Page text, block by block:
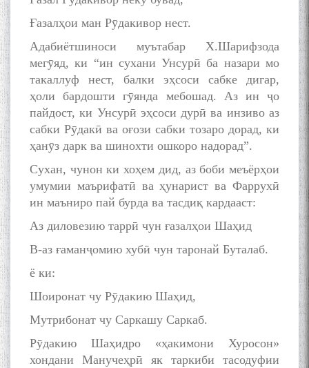
Ғазалҳои ман Рӯдакивор нест.
Адабиётшиноси муътабар Х.Шарифзода
мегӯяд, ки “ин сухани Унсурӣ ба назари мо
такаллуф нест, балки эҳсоси сабке дигар,
ҳоли бардошти гӯянда мебошад. Аз ин ҷо
пайдост, ки Унсурӣ эҳсоси дурӣ ва инзиво аз
сабки Рӯдакӣ ва оғози сабки тозаро дорад, ки
ҳанӯз дарк ва шинохти ошкоро надорад”.
Сухан, чунон ки хоҳем дид, аз боби меъёрҳои
умумии маърифатӣ ва ҳунарист ва Фаррухӣ
ин маъниро пай бурда ва тасдиқ кардааст:
Аз диловезию таррӣ чун ғазалҳои Шаҳид
В-аз ғаманҷомию хубӣ чун таронай Буталаб.
ё ки:
Шоиронат чу Рӯдакию Шаҳид,
Мутрибонат чу Саркашу Саркаб.
Рӯдакию Шаҳидро «ҳакимони Хуросон»
хондани Манучеҳрӣ як таркиби тасодуфии